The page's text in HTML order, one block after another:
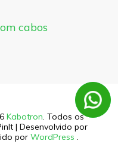
cabos
Kabotron. Todos os
| Desenvolvido por
por WordPress .